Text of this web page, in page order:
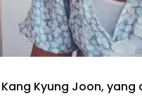
Kyung Joon, yang